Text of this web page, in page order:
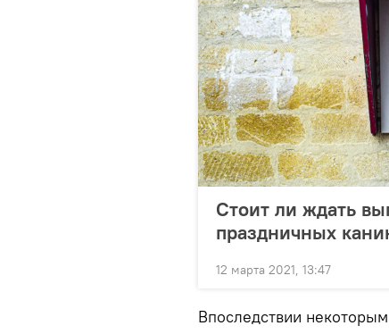
Стоит ли ждать
праздничных
12 марта 2021, 13:47
Впоследствии